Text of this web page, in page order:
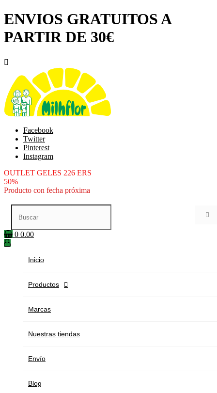
ENVIOS GRATUITOS A
PARTIR DE 30€

Facebook
Twitter
Pinterest
Instagram
OUTLET GELES 226 ERS
50%
Producto con fecha próxima

0 0.00
Inicio
Productos 
Marcas
Nuestras tiendas
Envío
Blog